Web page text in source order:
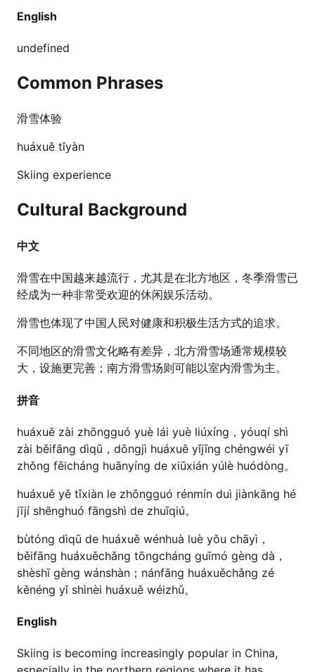
English
undefined
Common Phrases
滑雪体验
huáxuě tǐyàn
Skiing experience
Cultural Background
中文
滑雪在中国越来越流行，尤其是在北方地区，冬季滑雪已
经成为一种非常受欢迎的休闲娱乐活动。
滑雪也体现了中国人民对健康和积极生活方式的追求。
不同地区的滑雪文化略有差异，北方滑雪场通常规模较
大，设施更完善；南方滑雪场则可能以室内滑雪为主。
拼音
huáxuě zài zhōngguó yuè lái yuè liúxíng，yóuqí shì
zài běifāng dìqū，dōngjì huáxuě yǐjīng chéngwéi yī
zhǒng fēicháng huānyíng de xiūxián yúlè huódòng。
huáxuě yě tǐxiàn le zhōngguó rénmín duì jiànkāng hé
jījí shēnghuó fāngshì de zhuīqiú。
bùtóng dìqū de huáxuě wénhuà luè yǒu chāyì，
běifāng huáxuěchǎng tōngcháng guīmó gèng dà，
shèshī gèng wánshàn；nánfāng huáxuěchǎng zé
kěnéng yǐ shìnèi huáxuě wéizhǔ。
English
Skiing is becoming increasingly popular in China,